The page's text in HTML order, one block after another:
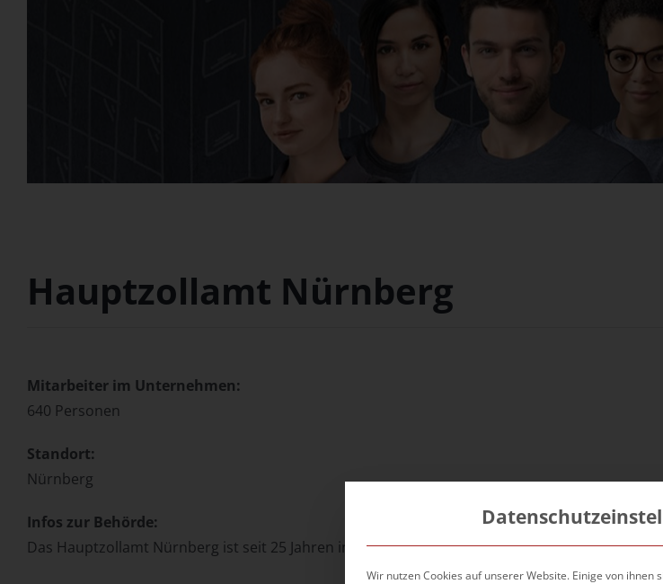
Hauptzollamt Nürnberg
Mitarbeiter im Unternehmen:
640 Personen
Standort:
Nürnberg
Infos zur Behörde:
Das Hauptzollamt Nürnberg ist seit 25 Jahren in der Südkaserne in der Frankenstraße in
Wir nutzen Cookies auf unserer Website. Einige von ihnen